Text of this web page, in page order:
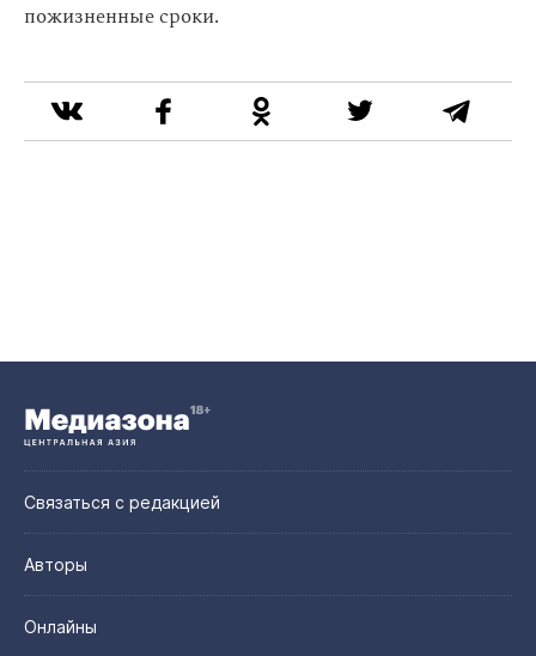
пожизненные сроки.
Связаться с редакцией
Авторы
Онлайны